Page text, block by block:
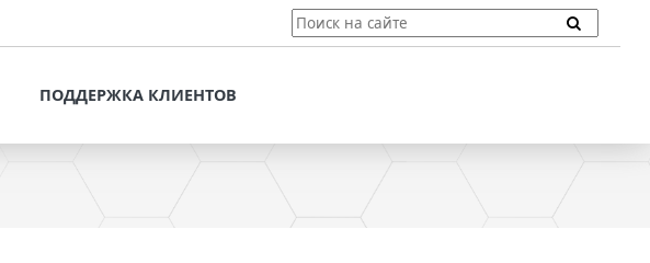
ПОДДЕРЖКА КЛИЕНТОВ
VT-CMF. СПРАВОЧНАЯ
ПОДДЕРЖКА КЛИЕНТОВ
ПОТЕНЦИАЛЬНЫХ КЛИЕНТОВ